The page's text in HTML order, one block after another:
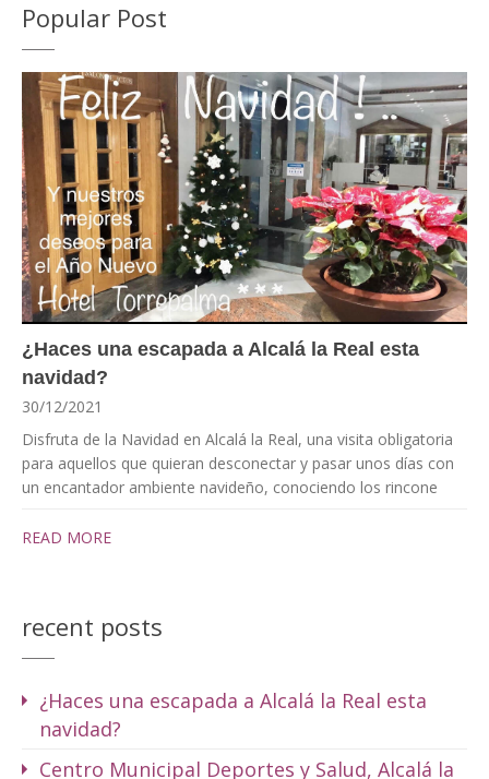
Popular Post
¿Haces una escapada a Alcalá la Real esta
navidad?
30/12/2021
Disfruta de la Navidad en Alcalá la Real, una visita obligatoria
para aquellos que quieran desconectar y pasar unos días con
un encantador ambiente navideño, conociendo los rincone
READ MORE
recent posts
¿Haces una escapada a Alcalá la Real esta
navidad?
Centro Municipal Deportes y Salud, Alcalá la